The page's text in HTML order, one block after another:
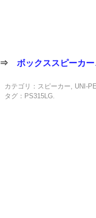
⇒ボックススピーカ
カテゴリ： スピーカー, UNI-
タグ： PS315LG.